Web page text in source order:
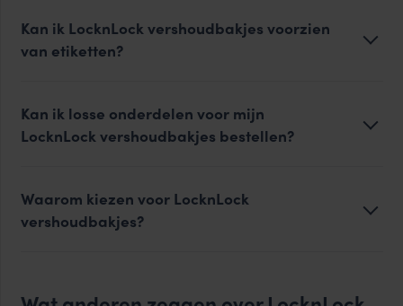
Kan ik LocknLock vershoudbakjes voorzien
van etiketten?
Kan ik losse onderdelen voor mijn
LocknLock vershoudbakjes bestellen?
Waarom kiezen voor LocknLock
vershoudbakjes?